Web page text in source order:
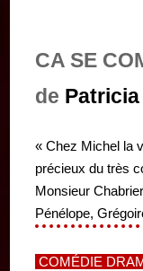
CA SE
de
« Chez Michel la
précieux du très
Monsieur
Pénélope,
COMÉDIE